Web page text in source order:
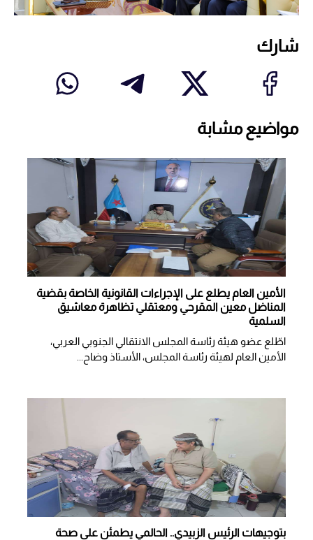
شارك
مواضيع مشابة
الأمين العام يطلع على الإجراءات القانونية الخاصة بقضية
المناضل معين المقرحي ومعتقلي تظاهرة معاشيق
السلمية
اطّلع عضو هيئة رئاسة المجلس الانتقالي الجنوبي العربي،
الأمين العام لهيئة رئاسة المجلس، الأستاذ وضاح...
بتوجيهات الرئيس الزبيدي.. الحالمي يطمئن على صحة